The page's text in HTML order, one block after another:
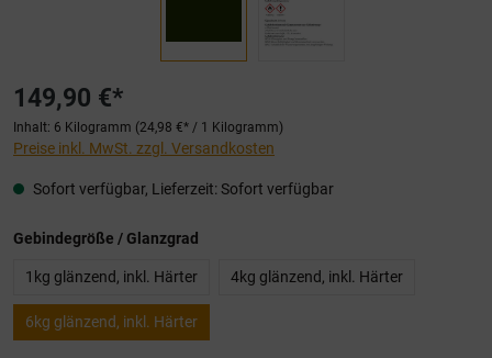
149,90 €*
Inhalt: 6 Kilogramm (24,98 €* / 1 Kilogramm)
Preise inkl. MwSt. zzgl. Versandkosten
Sofort verfügbar, Lieferzeit: Sofort verfügbar
Gebindegröße / Glanzgrad
1kg glänzend, inkl. Härter 4kg glänzend, inkl. Härter
6kg glänzend, inkl. Härter